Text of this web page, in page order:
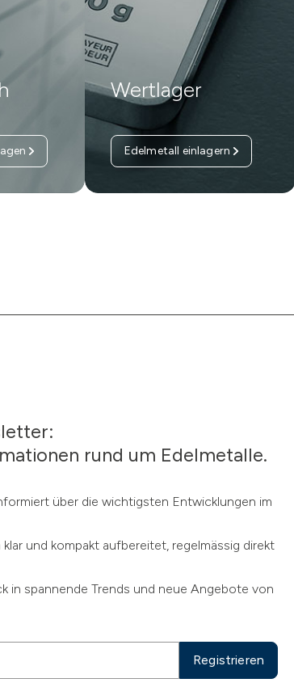
Wertlager
Edelmetall einlagern
rund um Edelmetalle.
über die wichtigsten Entwicklungen im
klar und kompakt aufbereitet, regelmässig direkt
in spannende Trends und neue Angebote von
Registrieren